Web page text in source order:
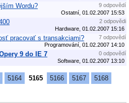
Wordu?
9 odpovědí
Ostatní, 01.02.2007 15:53
2 odpovědi
Hardware, 01.02.2007 15:16
pracovať s transakciami?
7 odpovědí
Programování, 01.02.2007 14:10
9 do IE 7
0 odpovědí
Software, 01.02.2007 13:10
5164 5165 5166 5167
5168